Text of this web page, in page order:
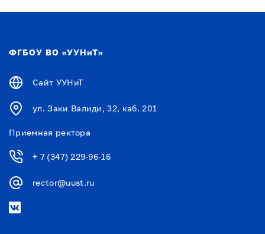
ФГБОУ ВО «УУНиТ»
Сайт УУНиТ
ул. Заки Валиди, 32, каб. 201
Приемная ректора
+ 7 (347) 229-96-16
rector@uust.ru